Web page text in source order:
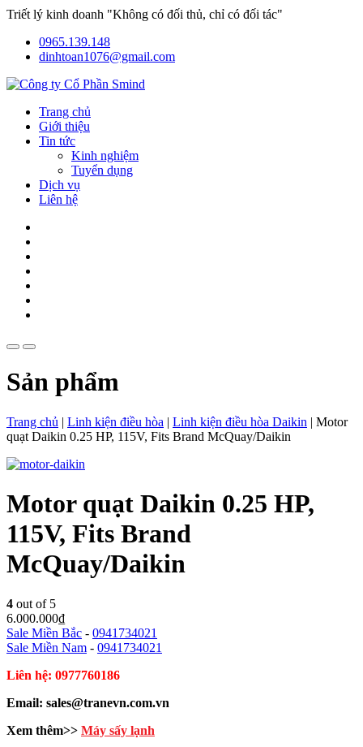
Triết lý kinh doanh "Không có đối thủ, chỉ có đối tác"
0965.139.148
dinhtoan1076@gmail.com
Trang chủ
Giới thiệu
Tin tức
Kinh nghiệm
Tuyển dụng
Dịch vụ
Liên hệ
Sản phẩm
Trang chủ | Linh kiện điều hòa | Linh kiện điều hòa Daikin | Motor
quạt Daikin 0.25 HP, 115V, Fits Brand McQuay/Daikin
Motor quạt Daikin 0.25 HP,
115V, Fits Brand
McQuay/Daikin
4 out of 5
6.000.000₫
Sale Miền Bắc - 0941734021
Sale Miền Nam - 0941734021
Liên hệ: 0977760186
Email: sales@tranevn.com.vn
Xem thêm>> Máy sấy lạnh